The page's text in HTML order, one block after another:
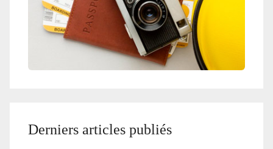
Derniers articles publiés